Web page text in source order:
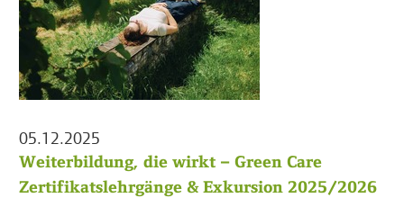
05.12.2025
Weiterbildung, die wirkt – Green Care
Zertifikatslehrgänge & Exkursion 2025/2026